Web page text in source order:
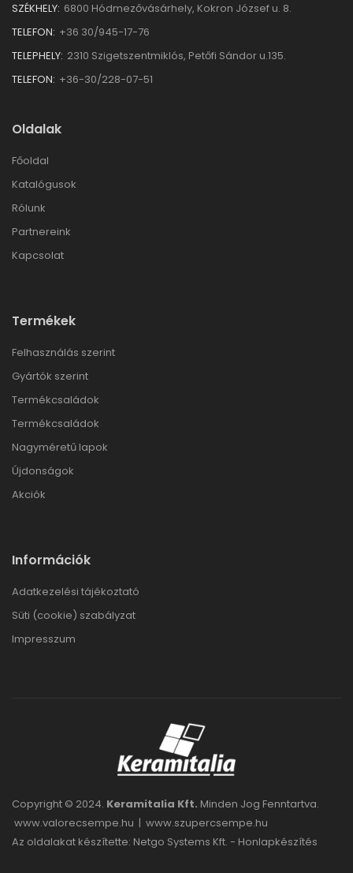
SZÉKHELY: 6800 Hódmezővásárhely, Kokron József u. 8.
TELEFON: +36 30/945-17-76
TELEPHELY: 2310 Szigetszentmiklós, Petőfi Sándor u.135.
TELEFON: +36-30/228-07-51
Oldalak
Főoldal
Katalógusok
Rólunk
Partnereink
Kapcsolat
Termékek
Felhasználás szerint
Gyártók szerint
Termékcsaládok
Termékcsaládok
Nagyméretű lapok
Újdonságok
Akciók
Információk
Adatkezelési tájékoztató
Süti (cookie) szabályzat
Impresszum
Copyright © 2024. Keramitalia Kft. Minden Jog Fenntartva.
www.valorecsempe.hu | www.szupercsempe.hu
Az oldalakat készítette: Netgo Systems Kft. - Honlapkészítés